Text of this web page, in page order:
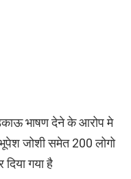
भाषण देने के आरोप मे
जोशी समेत 200 लोगो
गया है